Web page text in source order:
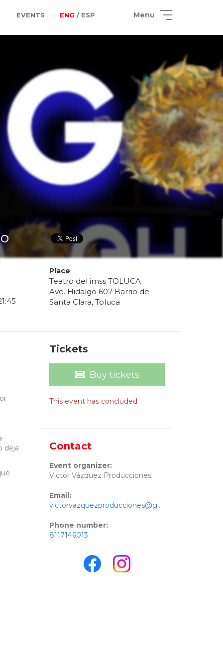
EVENTS ENG / ESP Menu
:45
Place
Teatro del imss TOLUCA
Ave. Hidalgo 607 Barrio de
Santa Clara, Toluca
deja
Tickets
Buy tickets
This event has concluded
Contact
Event organizer:
Victor Vázquez Producciones
Email:
victorvazquezproducciones@gmail.com
Phone number:
8117146013